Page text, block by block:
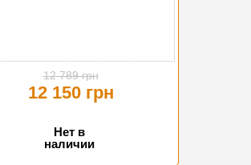
12 789 грн
12 150 грн
Нет в
наличии